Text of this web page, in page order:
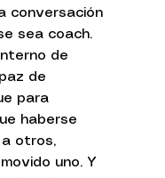
conversación
sea coach.
de
de
para
haberse
otros,
uno. Y